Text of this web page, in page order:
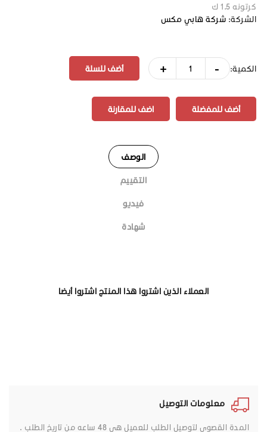
كرتونه 1.5 ك
الشركة: شركة هابي مكس
الكمية: -
+
أضف للمفضلة اضف للمقارنة
الوصف
التقييم
فيديو
شهادة
العملاء الذين اشتروا هذا المنتج اشتروا أيضا
معلومات التوصيل
المدة القصوى لتوصيل الطلب للعميل هي 48 ساعه من تاريخ الطلب .